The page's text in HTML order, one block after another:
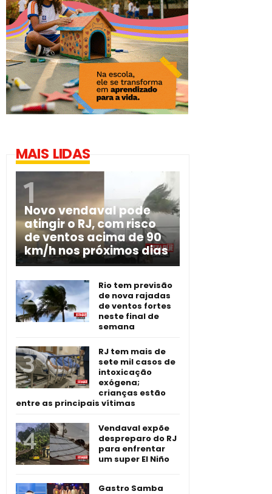
MAIS LIDAS
Novo vendaval pode
atingir o RJ, com risco
de ventos acima de 90
km/h nos próximos dias
Rio tem previsão
de nova rajadas
de ventos fortes
neste final de
semana
RJ tem mais de
sete mil casos de
intoxicação
exógena;
crianças estão
entre as principais vítimas
Vendaval expõe
despreparo do RJ
para enfrentar
um super El Niño
Gastro Samba